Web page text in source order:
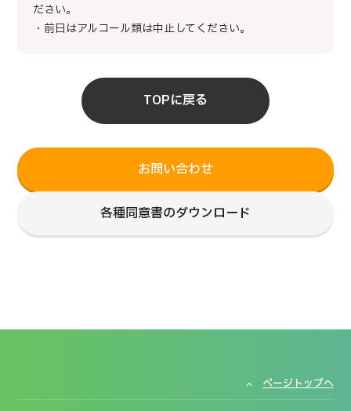
お問い合わせ
各種同意書のダウンロード
ださい。
・前日はアルコール類は中止してください。
TOPに戻る
ページトップへ